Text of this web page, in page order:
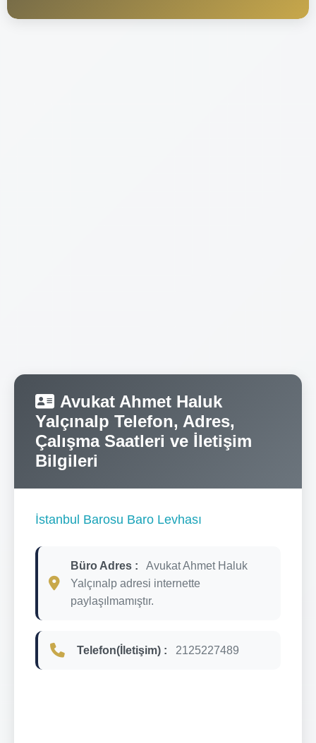
Avukat Ahmet Haluk
Yalçınalp Telefon, Adres,
Çalışma Saatleri ve İletişim
Bilgileri
İstanbul Barosu Baro Levhası
Büro Adres :
Avukat Ahmet Haluk
Yalçınalp adresi internette
paylaşılmamıştır.
Telefon(İletişim) : 2125227489